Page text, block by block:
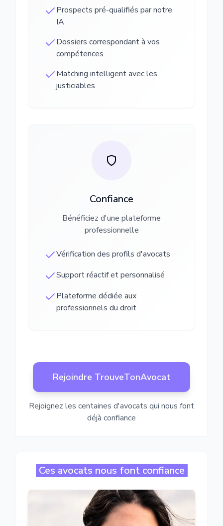
Prospects pré-qualifiés par notre
IA
Dossiers correspondant à vos
compétences
Matching intelligent avec les
justiciables
Confiance
Bénéficiez d'une plateforme
professionnelle
Vérification des profils d'avocats
Support réactif et personnalisé
Plateforme dédiée aux
professionnels du droit
Rejoindre TrouveTonAvocat
Rejoignez les centaines d'avocats qui nous font
déjà confiance
Ces avocats nous font confiance